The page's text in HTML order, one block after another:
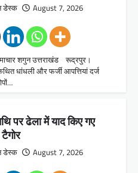
डेस्क August 7, 2026
शगुन उत्तराखंड रूद्रपुर।
धांधली और फर्जी आपत्तियां दर्ज
पर ढेला में याद किए गए
डेस्क August 7, 2026